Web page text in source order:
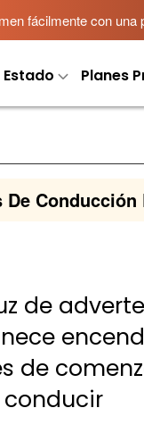
fácilmente con
Estado Planes
Conducción
de
de
conducir